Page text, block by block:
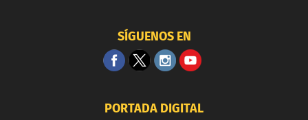
SÍGUENOS EN
PORTADA DIGITAL